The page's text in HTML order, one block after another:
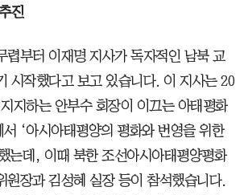
진
렵부터 이재명 지사가 독자적인 남북 교
시작했다고 보고 있습니다. 이 지사는 20
지하는 안부수 회장이 이끄는 아태평화
‘아시아태평양의 평화와 번영을 위한
는데, 이때 북한 조선아시아태평양평화
원장과 김성혜 실장 등이 참석했습니다.